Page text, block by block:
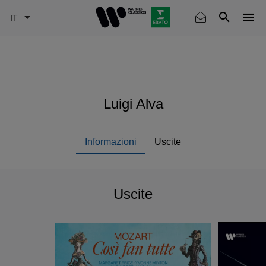
Luigi Alva
Informazioni Uscite
Uscite